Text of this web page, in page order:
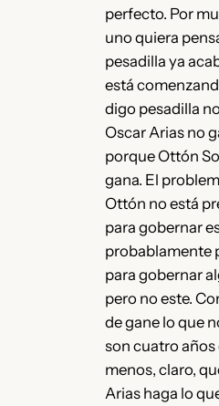
perfecto. Por
uno quiera
pesadilla ya
está
digo pesadilla
Oscar Arias no
porque Ottón
gana. El
Ottón no está
para gobernar
probablamente
para gobernar
pero no este.
de gane lo que
son cuatro años
menos, claro,
Arias haga lo